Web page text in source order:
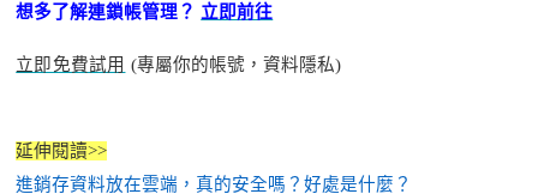
想多了解連鎖帳管理？ 立即前往
立即免費試用 (專屬你的帳號，資料隱私)
延伸閱讀>>
進銷存資料放在雲端，真的安全嗎？好處是什麼？